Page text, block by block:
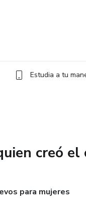
Estudia a tu
creó el
para mujeres